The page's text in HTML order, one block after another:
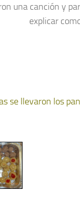
una canción y
explicar
se llevaron los